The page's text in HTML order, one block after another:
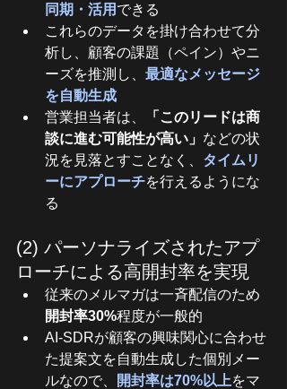
同期・活用 できる
これらのデータを掛け合わせて分
析し、顧客の課題（ペイン）やニ
ーズを推測し、 最適なメッセージ
を自動生成
営業担当者は、
「このリードは商
談に進む可能性が高い」 などの状
況を見落とすことなく、 タイムリ
ーにアプローチを行えるようにな
る
(2) パーソナライズされたアプ
ローチによる高開封率を実現
従来のメルマガは一斉配信のため
開封率30%程度が一般的
AI-SDRが顧客の興味関心に合わせ
た提案文を自動生成した個別メー
ルなので、
開封率は70%以上をマ